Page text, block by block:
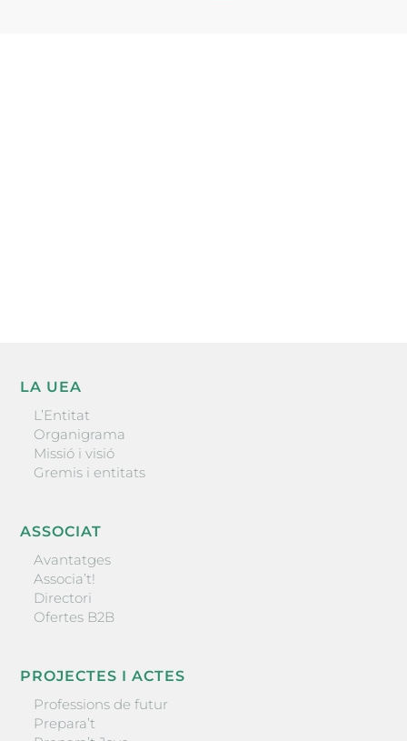
LA UEA
L’Entitat
Organigrama
Missió i visió
Gremis i entitats
ASSOCIAT
Avantatges
Associa’t!
Directori
Ofertes B2B
PROJECTES I ACTES
Professions de futur
Prepara’t